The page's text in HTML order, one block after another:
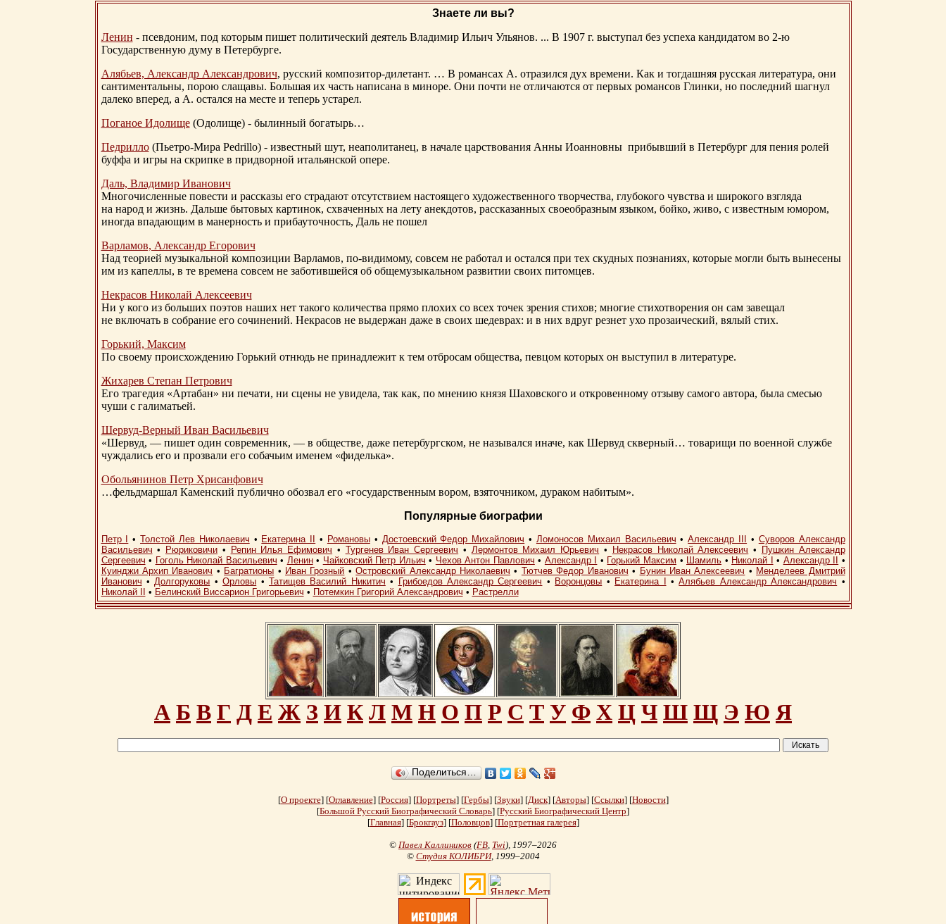
Знаете ли вы?
Ленин - псевдоним, под которым пишет политический деятель Владимир Ильич Ульянов. ... В 1907 г. выступал без успеха кандидатом во 2-ю
Государственную думу в Петербурге.
Алябьев, Александр Александрович, русский композитор-дилетант. … В романсах А. отразился дух времени. Как и тогдашняя русская литература, они
сантиментальны, порою слащавы. Большая их часть написана в миноре. Они почти не отличаются от первых романсов Глинки, но последний шагнул
далеко вперед, а А. остался на месте и теперь устарел.
Поганое Идолище(Одолище) - былинный богатырь…
Педрилло(Пьетро-Мира Pedrillo) - известный шут, неаполитанец, в начале царствования Анны Иоанновны прибывший в Петербург для пения ролей
буффа и игры на скрипке в придворной итальянской опере.
Даль, Владимир Иванович
Многочисленные повести и рассказы его страдают отсутствием настоящего художественного творчества, глубокого чувства и широкого взгляда
на народ и жизнь. Дальше бытовых картинок, схваченных на лету анекдотов, рассказанных своеобразным языком, бойко, живо, с известным юмором,
иногда впадающим в манерность и прибауточность, Даль не пошел
Варламов, Александр Егорович
Над теорией музыкальной композиции Варламов, по-видимому, совсем не работал и остался при тех скудных познаниях, которые могли быть вынесены
им из капеллы, в те времена совсем не заботившейся об общемузыкальном развитии своих питомцев.
Некрасов Николай Алексеевич
Ни у кого из больших поэтов наших нет такого количества прямо плохих со всех точек зрения стихов; многие стихотворения он сам завещал
не включать в собрание его сочинений. Некрасов не выдержан даже в своих шедеврах: и в них вдруг резнет ухо прозаический, вялый стих.
Горький, Максим
По своему происхождению Горький отнюдь не принадлежит к тем отбросам общества, певцом которых он выступил в литературе.
Жихарев Степан Петрович
Его трагедия «Артабан» ни печати, ни сцены не увидела, так как, по мнению князя Шаховского и откровенному отзыву самого автора, была смесью
чуши с галиматьей.
Шервуд-Верный Иван Васильевич
«Шервуд, — пишет один современник, — в обществе, даже петербургском, не назывался иначе, как Шервуд скверный… товарищи по военной службе
чуждались его и прозвали его собачьим именем «фиделька».
Обольянинов Петр Хрисанфович
…фельдмаршал Каменский публично обозвал его «государственным вором, взяточником, дураком набитым».
Популярные биографии
Петр I •Толстой Лев Николаевич • Екатерина II • Романовы• Достоевский Федор Михайлович • Ломоносов Михаил Васильевич •Александр III • Суворов Александр
Васильевич • Рюриковичи • Репин Илья Ефимович • Тургенев Иван Сергеевич • Лермонтов Михаил Юрьевич • Некрасов Николай Алексеевич •
Пушкин Александр
Сергеевич • Гоголь Николай Васильевич • Ленин• Чайковский Петр Ильич • Чехов Антон Павлович • Александр I • Горький Максим • Шамиль • Николай I • Александр II
•
Куинджи Архип Иванович • Багратионы • Иван Грозный •Островский Александр Николаевич • Тютчев Федор Иванович • Бунин Иван Алексеевич • Менделеев Дмитрий
Иванович •Долгоруковы •Орловы • Татищев Василий Никитич • Грибоедов Александр Сергеевич • Воронцовы • Екатерина I •Алябьев Александр Александрович •
Николай II
• Белинский Виссарион Григорьевич • Потемкин Григорий Александрович • Растрелли
А Б В Г Д Е Ж З И К Л М Н О П Р С Т У Ф Х Ц Ч Ш Щ Э Ю Я
Поделиться…
[О проекте] [Оглавление] [Россия] [Портреты] [Гербы] [Звуки] [Диск] [Авторы] [Ссылки] [Новости]
[Большой Русский Биографический Словарь] [Русский Биографический Центр]
[Главная] [Брокгауз] [Половцов] [Портретная галерея]
© Павел Каллиников (FB, Twi), 1997–2026
© Студия КОЛИБРИ, 1999–2004